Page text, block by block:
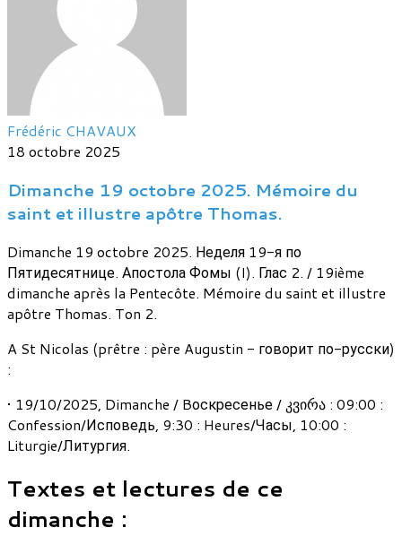
Frédéric CHAVAUX
18 octobre 2025
Dimanche 19 octobre 2025. Mémoire du
saint et illustre apôtre Thomas.
Dimanche 19 octobre 2025. Неделя 19-я по
Пятидесятнице. Апостола Фомы (I). Глас 2. / 19ième
dimanche après la Pentecôte. Mémoire du saint et illustre
apôtre Thomas. Ton 2.
A St Nicolas (prêtre : père Augustin - говорит по-русски)
:
• 19/10/2025, Dimanche / Bоскресенье / კვირა : 09:00 :
Confession/Исповедь, 9:30 : Heures/Часы, 10:00 :
Liturgie/Литургия.
Textes et lectures de ce
dimanche :